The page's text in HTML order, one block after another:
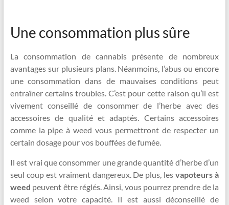
Une consommation plus sûre
La consommation de cannabis présente de nombreux
avantages sur plusieurs plans. Néanmoins, l’abus ou encore
une consommation dans de mauvaises conditions peut
entraîner certains troubles. C’est pour cette raison qu’il est
vivement conseillé de consommer de l’herbe avec des
accessoires de qualité et adaptés. Certains accessoires
comme la pipe à weed vous permettront de respecter un
certain dosage pour vos bouffées de fumée.
Il est vrai que consommer une grande quantité d’herbe d’un
seul coup est vraiment dangereux. De plus, lesvapoteurs à
weed peuvent être réglés. Ainsi, vous pourrez prendre de la
weed selon votre capacité. Il est aussi déconseillé de